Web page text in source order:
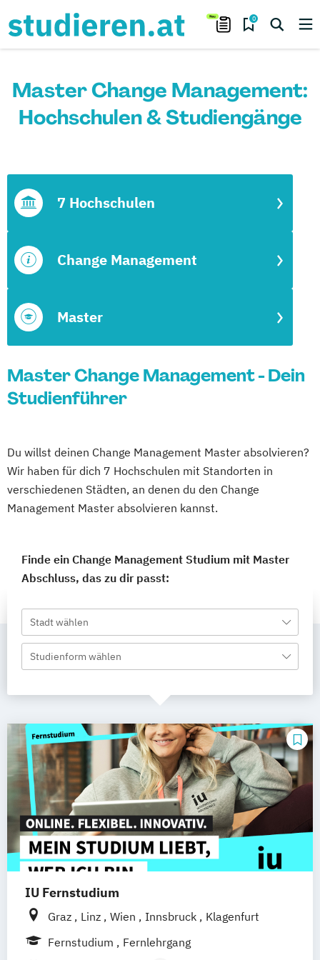
0
Master Change Management:
Hochschulen & Studiengänge
Master
Change Management
7 Hochschulen
Master Change Management - Dein
Studienführer
Du willst deinen Change Management Master absolvieren?
Wir haben für dich 7 Hochschulen mit Standorten in
verschiedenen Städten, an denen du den Change
Management Master absolvieren kannst.
Finde ein Change Management Studium mit Master
Abschluss, das zu dir passt:
Stadt wählen
Studienform wählen
IU Fernstudium
Graz Linz Wien Innsbruck
Klagenfurt
Fernstudium
Fernlehrgang